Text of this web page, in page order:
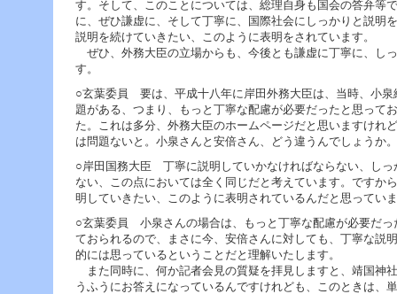
す。そして、このことについては、総理自身も国会の答弁等
に、ぜひ謙虚に、そして丁寧に、国際社会にしっかりと説明
説明を続けていきたい、このように表明をされています。
ぜひ、外務大臣の立場からも、今後とも謙虚に丁寧に、し
す。
○玄葉委員 要は、平成十八年に岸田外務大臣は、当時、小
題がある、つまり、もっと丁寧な配慮が必要だったと思って
た。これは多分、外務大臣のホームページだと思いますけれ
は問題ないと。小泉さんと安倍さん、どう違うんでしょうか。
○岸田国務大臣 丁寧に説明していかなければならない、し
ない、この点においては全く同じだと考えています。ですか
明していきたい、このように表明されているんだと思ってい
○玄葉委員 小泉さんの場合は、もっと丁寧な配慮が必要だ
ておられるので、まさに今、安倍さんに対しても、丁寧な説
的には思っているということだと理解いたします。
また同時に、何か記者会見の質疑を拝見しますと、靖国神
うふうにお答えになっているんですけれども、このときは、